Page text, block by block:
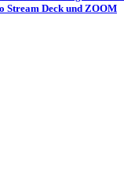
Stream Deck und ZOOM